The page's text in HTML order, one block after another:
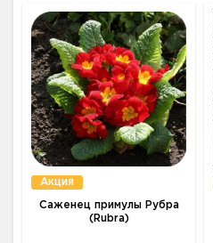
Акция
Саженец примулы Рубра
(Rubra)